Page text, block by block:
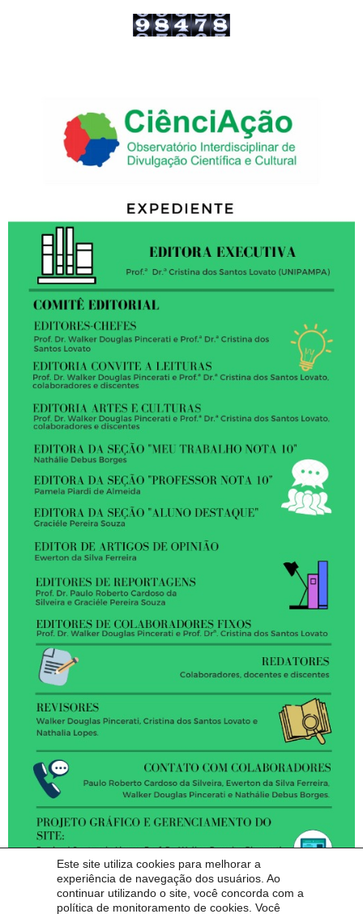
Este site utiliza cookies para melhorar a
experiência de navegação dos usuários. Ao
continuar utilizando o site, você concorda com a
política de monitoramento de cookies. Você